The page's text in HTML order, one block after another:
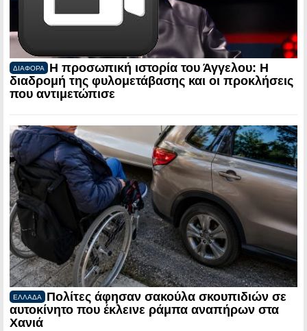
ΔΙΑΦΟΡΑ
Η προσωπική ιστορία του Άγγελου: Η
διαδρομή της φυλομετάβασης και οι προκλήσεις
που αντιμετώπισε
ΕΛΛΑΔΑ
Πολίτες άφησαν σακούλα σκουπιδιών σε
αυτοκίνητο που έκλεινε ράμπα αναπήρων στα
Χανιά